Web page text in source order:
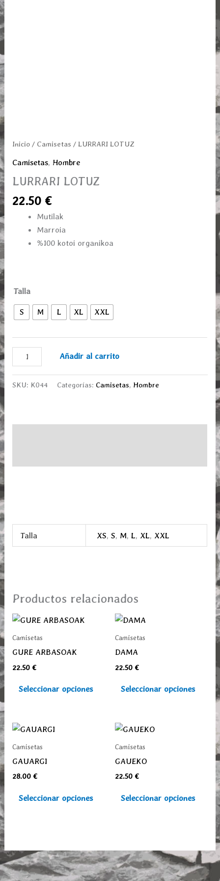
Inicio / Camisetas / LURRARI LOTUZ
Camisetas, Hombre
LURRARI LOTUZ
22.50 €
Mutilak
Marroia
%100 kotoi organikoa
Talla
S M L XL XXL
Añadir al carrito
SKU: K044 Categorías: Camisetas, Hombre
Talla XS,S, M,L, XL, XXL
Productos relacionados
Camisetas
GURE ARBASOAK
22.50 €
Seleccionar opciones
producto
variantes.
pueden
página
Camisetas
DAMA
22.50 €
Seleccionar opciones
tiene
elegir
Camisetas
GAUARGI
28.00 €
Seleccionar opciones
variantes.
en
la
Camisetas
GAUEKO
22.50 €
Seleccionar opciones
tiene
elegir
en
la